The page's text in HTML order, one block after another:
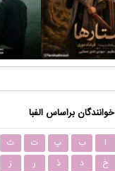
خوانندگان براساس الفبا
ا ب پ ت ث
خ
د ذ ر ز